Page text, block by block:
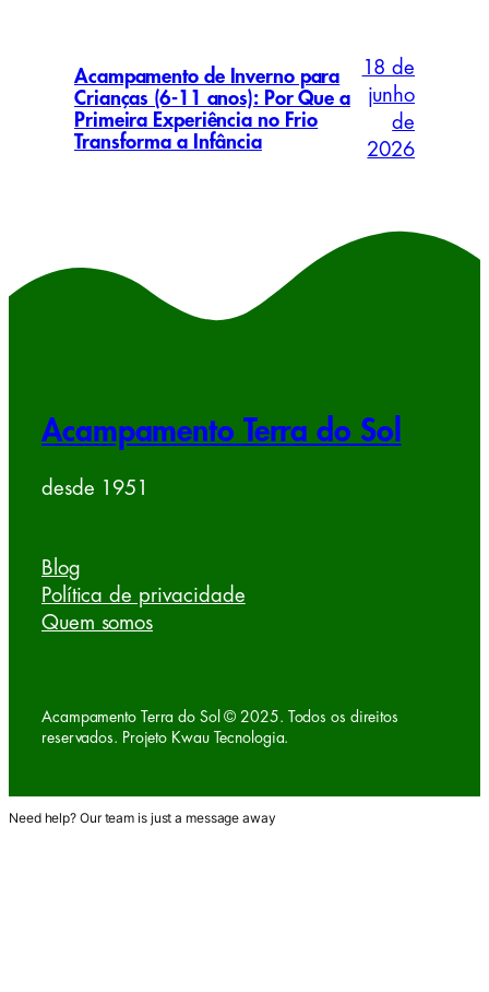
Acampamento de Inverno para
Crianças (6-11 anos): Por Que a
Primeira Experiência no Frio
Transforma a Infância
18 de
junho
de
2026
Acampamento Terra do Sol
desde 1951
Blog
Política de privacidade
Quem somos
Acampamento Terra do Sol © 2025. Todos os direitos
reservados. Projeto Kwau Tecnologia.
Need help? Our team is just a message away